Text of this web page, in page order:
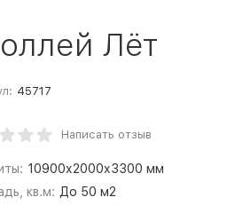
Лёт
45717
Написать отзыв
10900х2000х3300 мм
кв.м: До 50 м2